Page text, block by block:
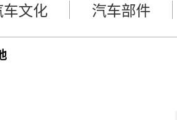
车文化 汽车部件